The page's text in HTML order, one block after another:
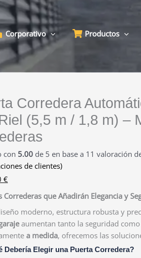
Corporativo Productos
Corredera
(5,5 m / 1,8 m) –
con 5.00 de 5 en base a 11 valoración
de clientes)
€
Correderas que Añadirán Elegancia y
moderno, estructura robusta y
aumentan tanto la seguridad
a medida, ofrecemos las
Debería Elegir una Puerta Corredera?